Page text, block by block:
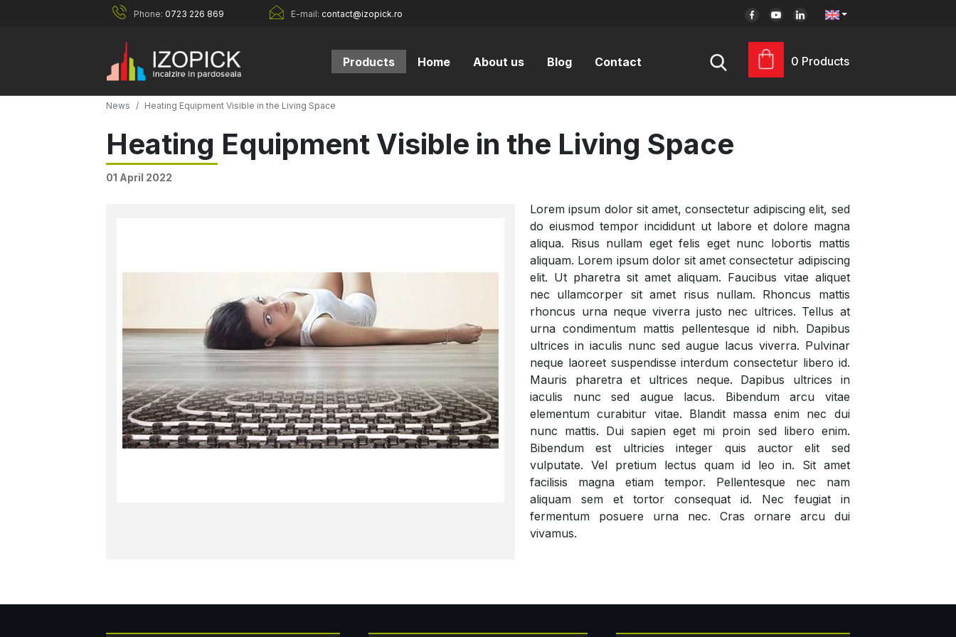
Phone:0723 226 869 E-mail: contact@izopick.ro
Products Home About us Blog Contact 0 Products
News Heating Equipment Visible in the Living Space
Heating Equipment Visible in the Living Space
01 April 2022
Lorem ipsum dolor sit amet, consectetur adipiscing elit, sed
do eiusmod tempor incididunt ut labore et dolore magna
aliqua. Risus nullam eget felis eget nunc lobortis mattis
aliquam. Lorem ipsum dolor sit amet consectetur adipiscing
elit. Ut pharetra sit amet aliquam. Faucibus vitae aliquet
nec ullamcorper sit amet risus nullam. Rhoncus mattis
rhoncus urna neque viverra justo nec ultrices. Tellus at
urna condimentum mattis pellentesque id nibh. Dapibus
ultrices in iaculis nunc sed augue lacus viverra. Pulvinar
neque laoreet suspendisse interdum consectetur libero id.
Mauris pharetra et ultrices neque. Dapibus ultrices in
iaculis nunc sed augue lacus. Bibendum arcu vitae
elementum curabitur vitae. Blandit massa enim nec dui
nunc mattis. Dui sapien eget mi proin sed libero enim.
Bibendum est ultricies integer quis auctor elit sed
vulputate. Vel pretium lectus quam id leo in. Sit amet
facilisis magna etiam tempor. Pellentesque nec nam
aliquam sem et tortor consequat id. Nec feugiat in
fermentum posuere urna nec. Cras ornare arcu dui
vivamus.